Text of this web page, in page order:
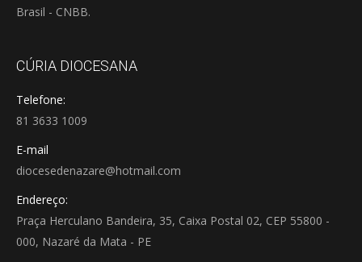
Brasil - CNBB.
CÚRIA DIOCESANA
Telefone:
81 3633 1009
E-mail
diocesedenazare@hotmail.com
Endereço:
Praça Herculano Bandeira, 35, Caixa Postal 02, CEP 55800 -
000, Nazaré da Mata - PE